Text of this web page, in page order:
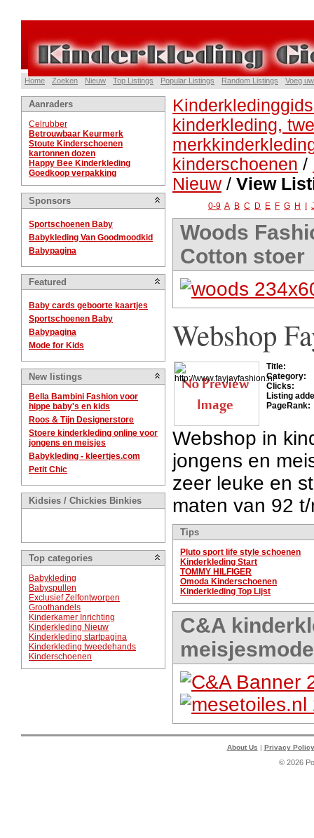
Home Zoeken Nieuw Top Listings Popular Listings Random Listings Voeg
Aanraders
Celrubber
Betrouwbaar Keurmerk
Stoute Kinderschoenen
kartonnen dozen
Happy Bee Kinderkleding
Goedkoop verpakking
Sponsors
Sportschoenen Baby
Babykleding Van Goodmoodkid
Babypagina
Featured
Baby cards geboorte kaartjes
Sportschoenen Baby
Babypagina
Mode for Kids
New listings
Bella Bambini Fashion voor
hippe baby's en kids
Roos & Tijn Designerstore
Stoere kinderkleding online voor
jongens en meisjes
Babykleding - kleertjes.com
Petit Chic
Kidsies / Chickies Binkies
Top categories
Babykleding
Babyspullen
Exclusief Zelfontworpen
Groothandels
Kinderkamer Inrichting
Kinderkleding Nieuw
Kinderkleding startpagina
Kinderkleding tweedehands
Kinderschoenen
kinderkleding,
kinderschoenen /
Nieuw / View
0-9 A B C D E F G H
Woods
Cotton stoer
Webshop
Title:
Category:
Clicks:
Listing
PageRank:
Webshop in
jongens en
zeer leuke en
maten van 92
Tips
Pluto sport life style schoenen
Kinderkleding Start
TOMMY HILFIGER
Omoda Kinderschoenen
Kinderkleding Top Lijst
C&A
meisjesmode
About Us | Privacy Policy
© 2026